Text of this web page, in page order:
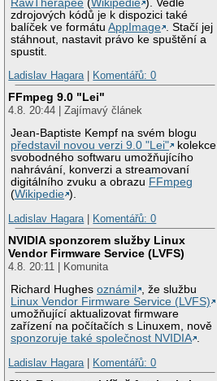
RawTherapee (Wikipedie ). Vedle
zdrojových kódů je k dispozici také
balíček ve formátuAppImage
. Stačí jej
stáhnout, nastavit právo ke spuštění a
spustit.
Ladislav Hagara| Komentářů: 0
FFmpeg 9.0 "Lei"
4.8. 20:44 | Zajímavý článek
Jean-Baptiste Kempf na svém blogu
představil novou verzi 9.0 "Lei"
kolekce
svobodného softwaru umožňujícího
nahrávání, konverzi a streamovaní
digitálního zvuku a obrazu FFmpeg
(Wikipedie ).
Ladislav Hagara| Komentářů: 0
NVIDIA sponzorem služby Linux
Vendor Firmware Service (LVFS)
4.8. 20:11 | Komunita
Richard Hughesoznámil
, že službu
Linux Vendor Firmware Service (LVFS)
umožňující aktualizovat firmware
zařízení na počítačích s Linuxem, nově
sponzoruje také společnost NVIDIA .
Ladislav Hagara| Komentářů: 0